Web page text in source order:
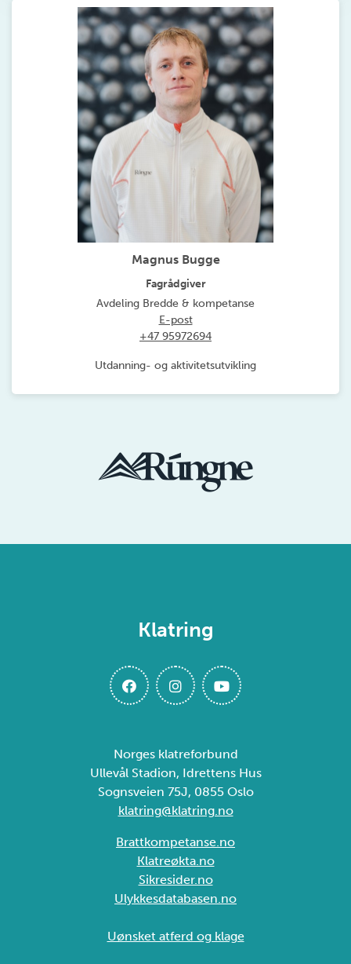
Magnus Bugge
Fagrådgiver
Avdeling Bredde & kompetanse
E-post
+47 95972694
Utdanning- og aktivitetsutvikling
Klatring
Norges klatreforbund
Ullevål Stadion, Idrettens Hus
Sognsveien 75J, 0855 Oslo
klatring@klatring.no
Brattkompetanse.no
Klatreøkta.no
Sikresider.no
Ulykkesdatabasen.no
Uønsket atferd og klage